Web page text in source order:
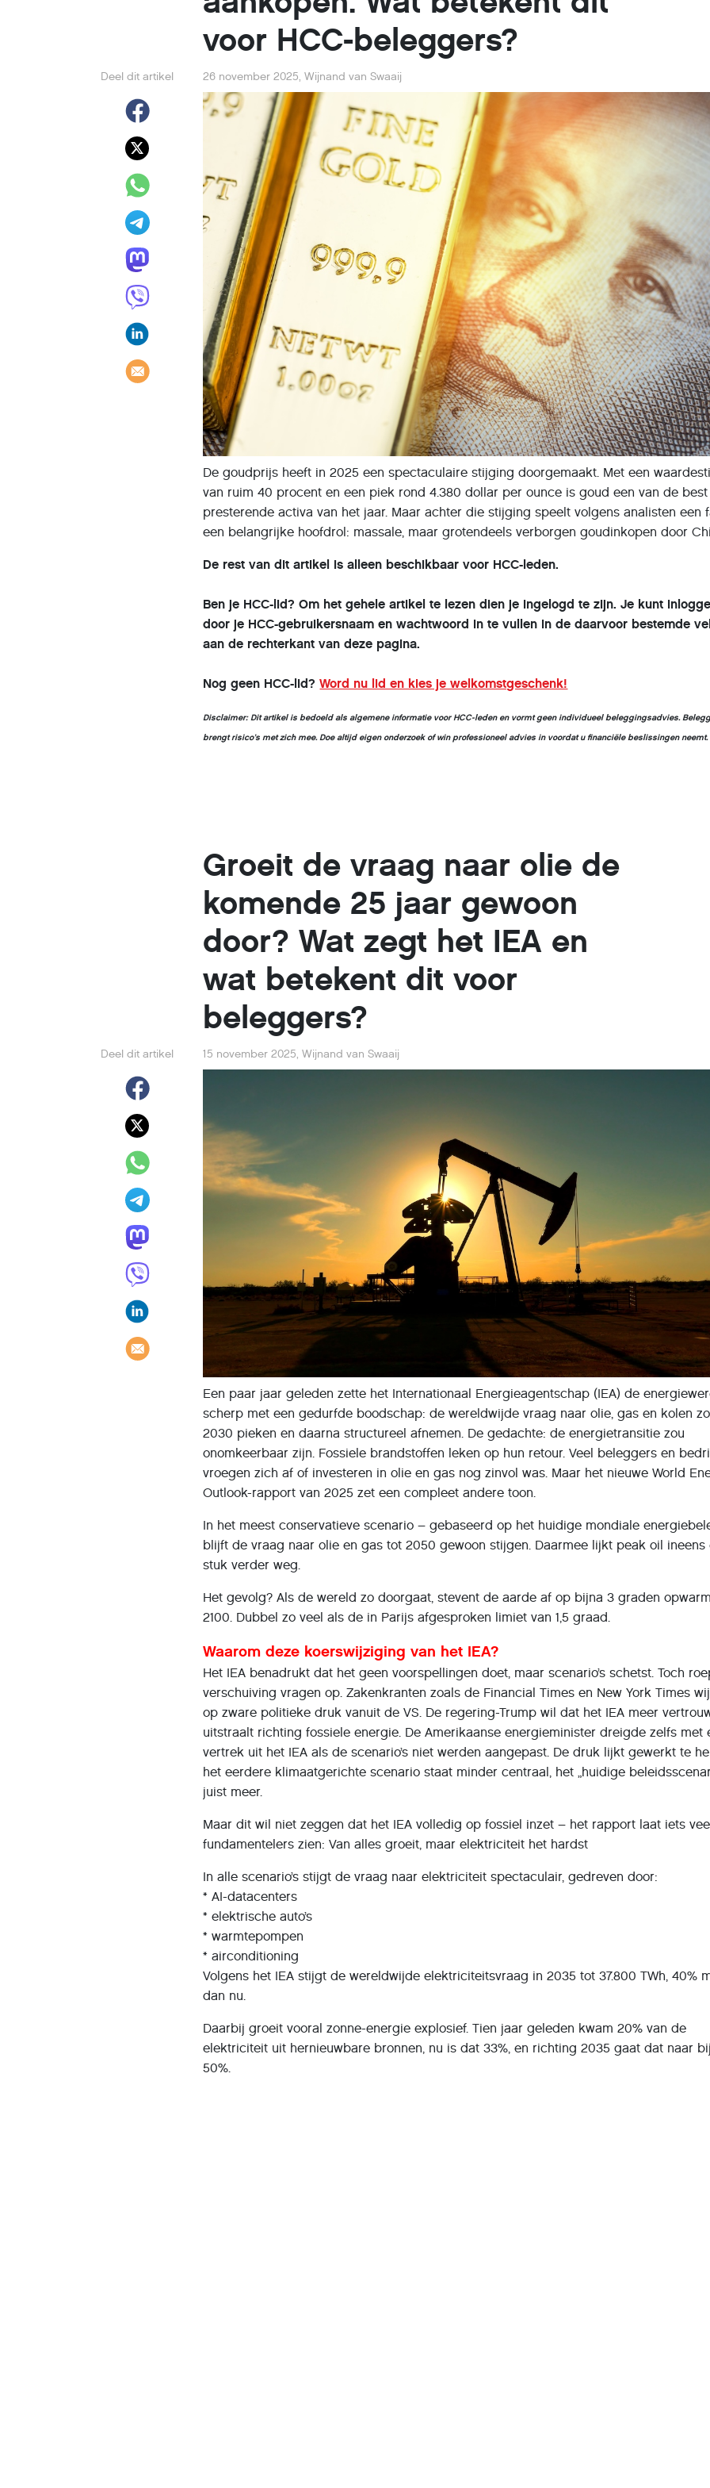
voor HCC-beleggers?
Deel dit artikel 26 november 2025,Wijnand van Swaaij
De goudprijs heeft in 2025 een spectaculaire stijging doorgemaakt. Met een
van ruim 40 procent en een piek rond 4.380 dollar per ounce is goud een van de best
presterende activa van het jaar. Maar achter die stijging speelt volgens analisten een
een belangrijke hoofdrol: massale, maar grotendeels verborgen goudinkopen door
De rest van dit artikel is alleen beschikbaar voor HCC-leden.
Ben je HCC-lid? Om het gehele artikel te lezen dien je ingelogd te zijn. Je kunt
door je HCC-gebruikersnaam en wachtwoord in te vullen in de daarvoor bestemde
aan de rechterkant van deze pagina.
Nog geen HCC-lid?Word nu lid en kies je welkomstgeschenk!
Disclaimer: Dit artikel is bedoeld als algemene informatie voor HCC-leden en vormt geen individueel beleggingsadvies.
brengt risico’s met zich mee. Doe altijd eigen onderzoek of win professioneel advies in voordat u financiële beslissingen neemt.
Groeit de vraag naar olie de
komende 25 jaar gewoon
door? Wat zegt het IEA en
wat betekent dit voor
beleggers?
Deel dit artikel 15 november 2025,Wijnand van Swaaij
Een paar jaar geleden zette het Internationaal Energieagentschap (IEA) de
scherp met een gedurfde boodschap: de wereldwijde vraag naar olie, gas en kolen
2030 pieken en daarna structureel afnemen. De gedachte: de energietransitie zou
onomkeerbaar zijn. Fossiele brandstoffen leken op hun retour. Veel beleggers en
vroegen zich af of investeren in olie en gas nog zinvol was. Maar het nieuwe World
Outlook-rapport van 2025 zet een compleet andere toon.
In het meest conservatieve scenario – gebaseerd op het huidige mondiale
blijft de vraag naar olie en gas tot 2050 gewoon stijgen. Daarmee lijkt peak oil ineens
stuk verder weg.
Het gevolg? Als de wereld zo doorgaat, stevent de aarde af op bijna 3 graden
2100. Dubbel zo veel als de in Parijs afgesproken limiet van 1,5 graad.
Waarom deze koerswijziging van het IEA?
Het IEA benadrukt dat het geen voorspellingen doet, maar scenario’s schetst. Toch
verschuiving vragen op. Zakenkranten zoals de Financial Times en New York Times
op zware politieke druk vanuit de VS. De regering-Trump wil dat het IEA meer
uitstraalt richting fossiele energie. De Amerikaanse energieminister dreigde zelfs met
vertrek uit het IEA als de scenario’s niet werden aangepast. De druk lijkt gewerkt te
het eerdere klimaatgerichte scenario staat minder centraal, het „huidige
juist meer.
Maar dit wil niet zeggen dat het IEA volledig op fossiel inzet – het rapport laat iets
fundamentelers zien: Van alles groeit, maar elektriciteit het hardst
In alle scenario’s stijgt de vraag naar elektriciteit spectaculair, gedreven door:
* AI-datacenters
* elektrische auto’s
* warmtepompen
* airconditioning
Volgens het IEA stijgt de wereldwijde elektriciteitsvraag in 2035 tot 37.800 TWh, 40%
dan nu.
Daarbij groeit vooral zonne-energie explosief. Tien jaar geleden kwam 20% van de
elektriciteit uit hernieuwbare bronnen, nu is dat 33%, en richting 2035 gaat dat naar
50%.